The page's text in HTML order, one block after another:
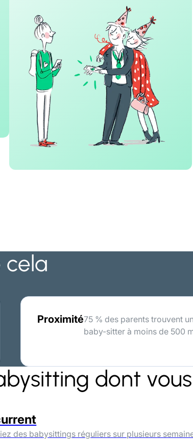
cela
Proximité75 % des parents trouvent
baby-sitter à moins de 500
dont
des babysittings réguliers sur plusieurs